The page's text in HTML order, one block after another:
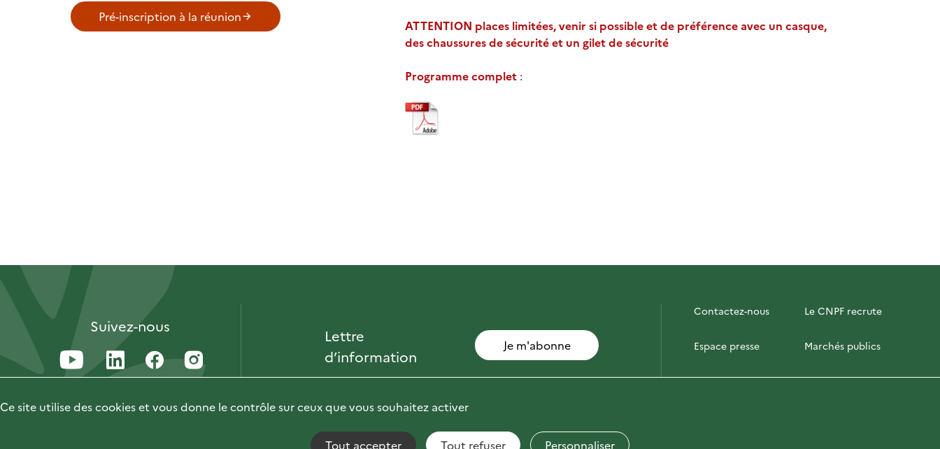
Pré-inscription à la réunion
ATTENTION places limitées, venir si possible et de préférence avec un casque,
des chaussures de sécurité et un gilet de sécurité
Programme complet :
Suivez-nous
Lettre
d’information
Je m'abonne
Contactez-nous Le CNPF recrute
Espace presse Marchés publics
PhotoFor Briefly in English
Ce site utilise des cookies et vous donne le contrôle sur ceux que vous souhaitez activer
Tout accepter Tout refuser Personnaliser